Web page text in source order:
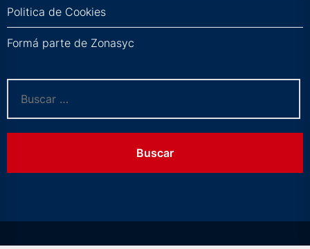
Politica de Cookies
Formá parte de Zonasyc